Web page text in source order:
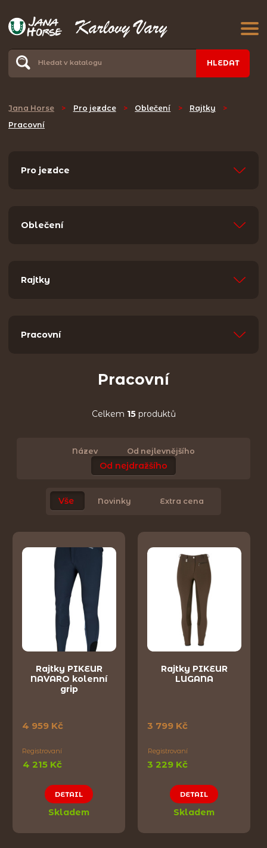
HLEDAT
Jana Horse > Pro jezdce > Oblečení > Rajtky
>
Pracovní
Pro jezdce
Oblečení
Rajtky
Pracovní
Pracovní
Celkem 15produktů
Název Od nejlevnějšího
Od nejdražšího
Vše Novinky Extra cena
Rajtky PIKEUR
NAVARO kolenní
grip
4 959 Kč
Registrovaní
4 215 Kč
DETAIL
Skladem
Rajtky PIKEUR
LUGANA
3 799 Kč
Registrovaní
3 229 Kč
DETAIL
Skladem